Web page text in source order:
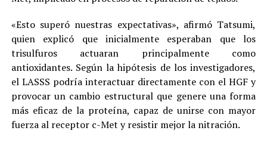
«Esto superó nuestras expectativas», afirmó Tatsumi,
quien explicó que inicialmente esperaban que los
trisulfuros actuaran principalmente como
antioxidantes. Según la hipótesis de los investigadores,
el LASSS podría interactuar directamente con el HGF y
provocar un cambio estructural que genere una forma
más eficaz de la proteína, capaz de unirse con mayor
fuerza al receptor c-Met y resistir mejor la nitración.